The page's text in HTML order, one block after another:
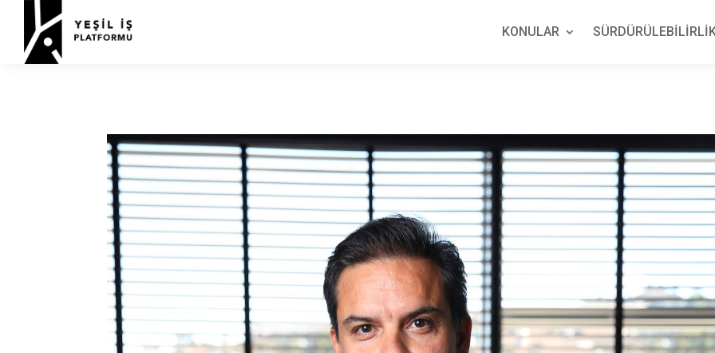
KONULAR